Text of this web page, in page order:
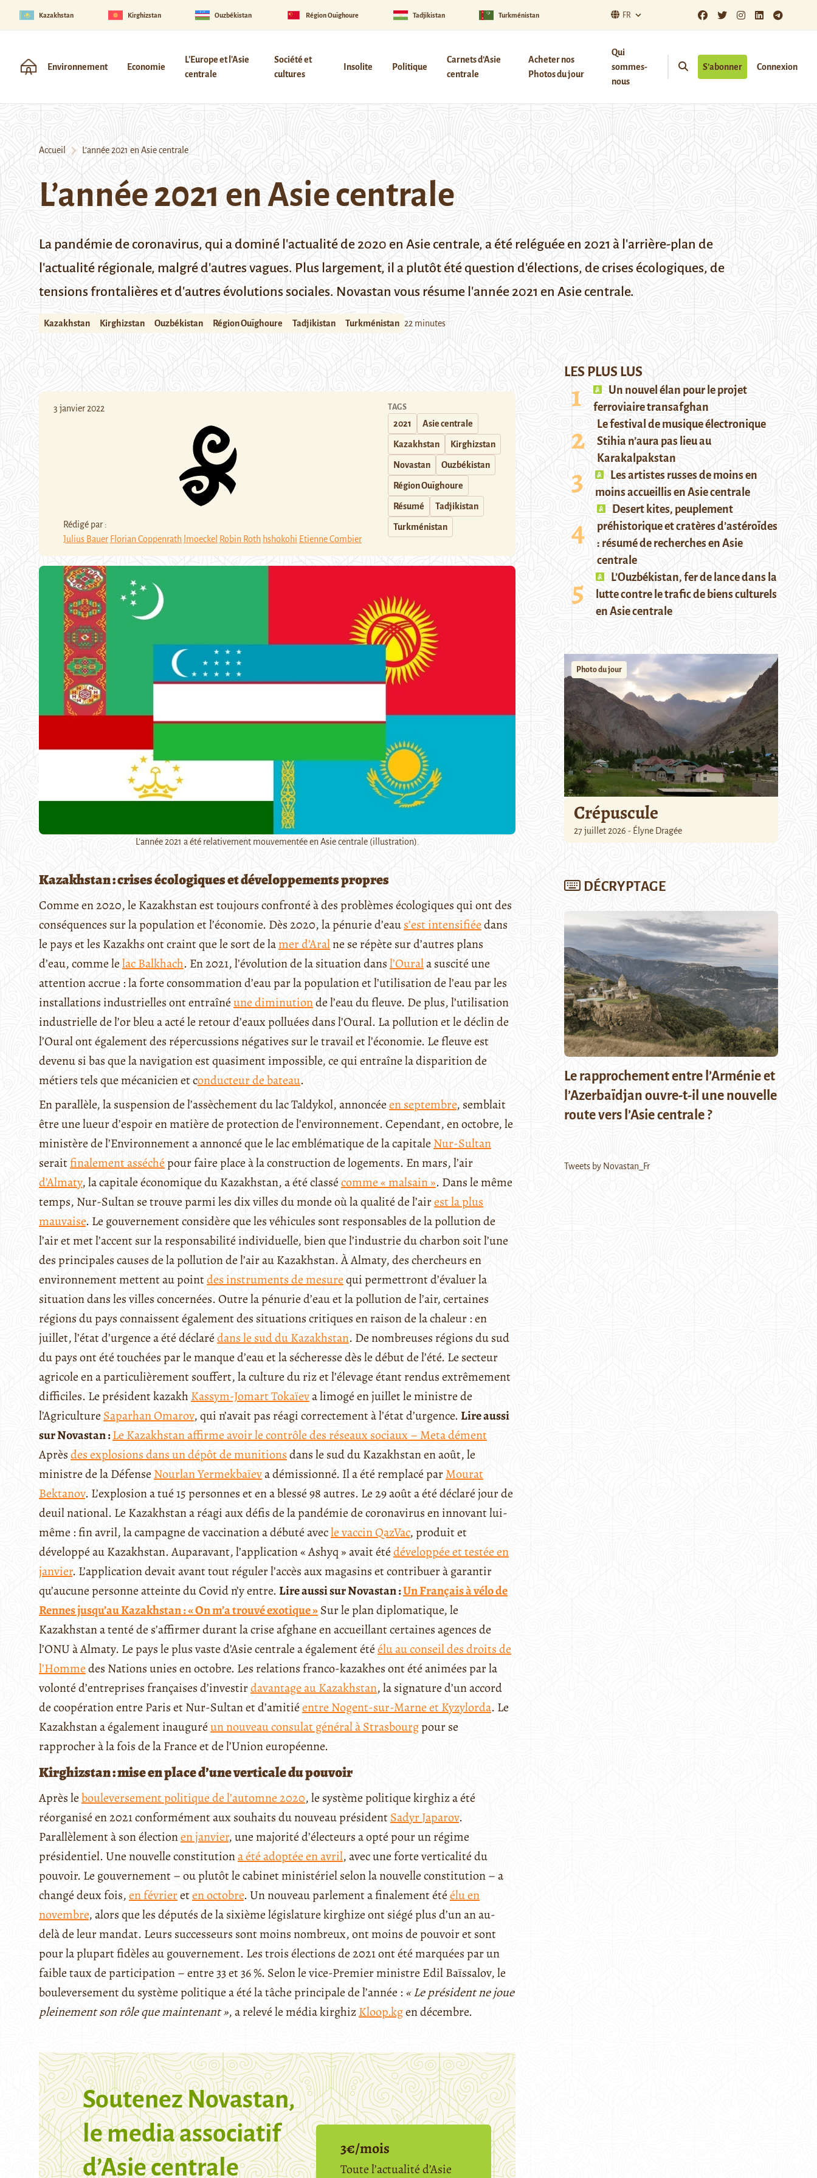
Kazakhstan Kirghizstan Ouzbékistan Région Ouïghoure Tadjikistan Turkménistan FR
Environnement Economie
L'Europe et l'Asie
centrale
Société et
cultures
Insolite Politique
Carnets d’Asie
centrale
Acheter nos
Photos du jour
Qui
sommes-
nous
S’abonner Connexion
Accueil L’année 2021 en Asie centrale
L’année 2021 en Asie centrale
La pandémie de coronavirus, qui a dominé l'actualité de 2020 en Asie centrale, a été reléguée en 2021 à l'arrière-plan de
l'actualité régionale, malgré d'autres vagues. Plus largement, il a plutôt été question d'élections, de crises écologiques, de
tensions frontalières et d'autres évolutions sociales. Novastan vous résume l'année 2021 en Asie centrale.
Kazakhstan Kirghizstan Ouzbékistan Région Ouïghoure Tadjikistan Turkménistan 22 minutes
3 janvier 2022
Rédigé par :
Julius Bauer Florian Coppenrath lmoeckel Robin Roth hshokohi Etienne Combier
TAGS
2021 Asie centrale
Kazakhstan Kirghizstan
Novastan Ouzbékistan
Région Ouïghoure
Résumé Tadjikistan
Turkménistan
L'année 2021 a été relativement mouvementée en Asie centrale (illustration).
Kazakhstan : crises écologiques et développements propres
Comme en 2020, le Kazakhstan est toujours confronté à des problèmes écologiques qui ont des
conséquences sur la population et l’économie. Dès 2020, la pénurie d’eaus’est intensifiéedans
le pays et les Kazakhs ont craint que le sort de lamer d’Aralne se répète sur d’autres plans
d’eau, comme lelac Balkhach. En 2021, l’évolution de la situation dansl’Ourala suscité une
attention accrue : la forte consommation d’eau par la population et l’utilisation de l’eau par les
installations industrielles ont entraînéune diminutionde l’eau du fleuve. De plus, l’utilisation
industrielle de l’or bleu a acté le retour d’eaux polluées dans l’Oural. La pollution et le déclin de
l’Oural ont également des répercussions négatives sur le travail et l’économie. Le fleuve est
devenu si bas que la navigation est quasiment impossible, ce qui entraîne la disparition de
métiers tels que mécanicien et conducteur de bateau.
En parallèle, la suspension de l’assèchement du lac Taldykol, annoncéeen septembre, semblait
être une lueur d’espoir en matière de protection de l’environnement. Cependant, en octobre, le
ministère de l’Environnement a annoncé que le lac emblématique de la capitaleNur-Sultan
seraitfinalement asséchépour faire place à la construction de logements. En mars, l’air
d’Almaty, la capitale économique du Kazakhstan, a été classécomme « malsain ». Dans le même
temps, Nur-Sultan se trouve parmi les dix villes du monde où la qualité de l’airest la plus
mauvaise. Le gouvernement considère que les véhicules sont responsables de la pollution de
l’air et met l’accent sur la responsabilité individuelle, bien que l’industrie du charbon soit l’une
des principales causes de la pollution de l’air au Kazakhstan. À Almaty, des chercheurs en
environnement mettent au pointdes instruments de mesurequi permettront d’évaluer la
situation dans les villes concernées. Outre la pénurie d’eau et la pollution de l’air, certaines
régions du pays connaissent également des situations critiques en raison de la chaleur : en
juillet, l’état d’urgence a été déclarédans le sud du Kazakhstan. De nombreuses régions du sud
du pays ont été touchées par le manque d’eau et la sécheresse dès le début de l’été. Le secteur
agricole en a particulièrement souffert, la culture du riz et l’élevage étant rendus extrêmement
difficiles. Le président kazakh Kassym-Jomart Tokaïeva limogé en juillet le ministre de
l’AgricultureSaparhan Omarov, qui n’avait pas réagi correctement à l’état d’urgence. Lire aussi
sur Novastan :Le Kazakhstan affirme avoir le contrôle des réseaux sociaux – Meta dément
Aprèsdes explosions dans un dépôt de munitionsdans le sud du Kazakhstan en août, le
ministre de la DéfenseNourlan Yermekbaïeva démissionné. Il a été remplacé parMourat
Bektanov. L’explosion a tué 15 personnes et en a blessé 98 autres. Le 29 août a été déclaré jour de
deuil national. Le Kazakhstan a réagi aux défis de la pandémie de coronavirus en innovant lui-
même : fin avril, la campagne de vaccination a débuté avecle vaccin QazVac, produit et
développé au Kazakhstan. Auparavant, l’application « Ashyq » avait étédéveloppée et testée en
janvier. L’application devait avant tout réguler l’accès aux magasins et contribuer à garantir
qu’aucune personne atteinte du Covid n’y entre.Lire aussi sur Novastan :Un Français à vélo de
Rennes jusqu’au Kazakhstan : « On m’a trouvé exotique »Sur le plan diplomatique, le
Kazakhstan a tenté de s’affirmer durant la crise afghane en accueillant certaines agences de
l’ONU à Almaty. Le pays le plus vaste d’Asie centrale a également étéélu au conseil des droits de
l’Hommedes Nations unies en octobre. Les relations franco-kazakhes ont été animées par la
volonté d’entreprises françaises d’investirdavantage au Kazakhstan, la signature d’un accord
de coopération entre Paris et Nur-Sultan et d’amitiéentre Nogent-sur-Marne et Kyzylorda. Le
Kazakhstan a également inauguréun nouveau consulat général à Strasbourgpour se
rapprocher à la fois de la France et de l’Union européenne.
Kirghizstan : mise en place d’une verticale du pouvoir
Après lebouleversement politique de l’automne 2020, le système politique kirghiz a été
réorganisé en 2021 conformément aux souhaits du nouveau présidentSadyrJaparov.
Parallèlement à son électionen janvier, une majorité d’électeurs a opté pour un régime
présidentiel. Une nouvelle constitutiona été adoptée en avril, avec une forte verticalité du
pouvoir. Le gouvernement – ou plutôt le cabinet ministériel selon la nouvelle constitution – a
changé deux fois,en févriereten octobre. Un nouveau parlement a finalement étéélu en
novembre, alors que les députés de la sixième législature kirghize ont siégé plus d’un an au-
delà de leur mandat. Leurs successeurs sont moins nombreux, ont moins de pouvoir et sont
pour la plupart fidèles au gouvernement. Les trois élections de 2021 ont été marquées par un
faible taux de participation – entre 33 et 36 %. Selon le vice-Premier ministre Edil Baïssalov, le
bouleversement du système politique a été la tâche principale de l’année : « Le président ne joue
pleinement son rôle que maintenant », a relevé le média kirghizKloop.kgen décembre.
Soutenez Novastan,
le media associatif
d’Asie centrale
3€/mois
Toute l’actualité d’Asie
LES PLUS LUS
Un nouvel élan pour le projet
ferroviaire transafghan
Le festival de musique électronique
Stihia n’aura pas lieu au
Karakalpakstan
Les artistes russes de moins en
moins accueillis en Asie centrale
Desert kites, peuplement
préhistorique et cratères d’astéroïdes
: résumé de recherches en Asie
centrale
L’Ouzbékistan, fer de lance dans la
lutte contre le trafic de biens culturels
en Asie centrale
Photo du jour
Crépuscule
27 juillet 2026 - Élyne Dragée
DÉCRYPTAGE
Le rapprochement entre l’Arménie et
l’Azerbaïdjan ouvre-t-il une nouvelle
route vers l’Asie centrale ?
Tweets by Novastan_Fr